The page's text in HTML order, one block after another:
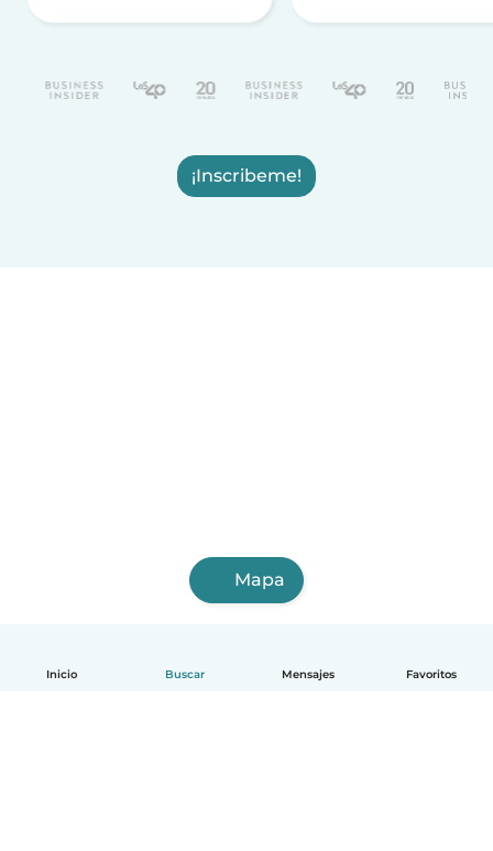
Inicio Buscar Mensajes Favoritos
¡Inscribeme!
Mapa